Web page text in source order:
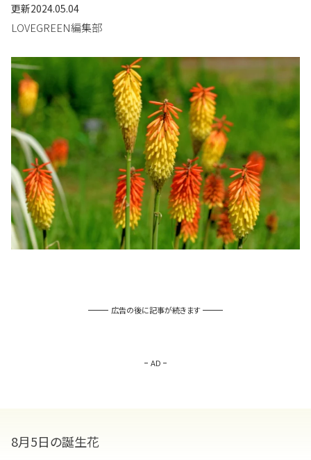
更新2024.05.04
LOVEGREEN編集部
広告の後に記事が続きます
AD
8月5日の誕生花